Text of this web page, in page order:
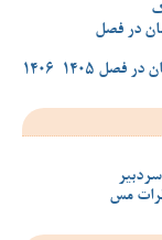
در فصل
1405-1406